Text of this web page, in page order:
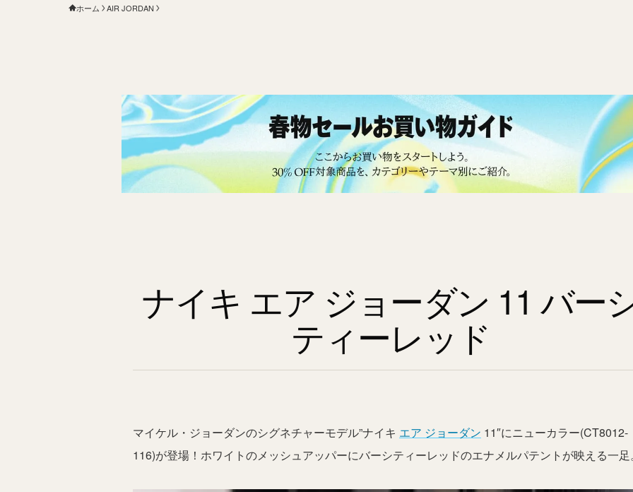
ホーム AIR JORDAN
ナイキ エア ジョーダン 11 バー
ティーレッド
マイケル・ジョーダンのシグネチャーモデル”ナイキ エア ジョーダン 11″にニューカラー(CT8012-
116)が登場！ホワイトのメッシュアッパーにバーシティーレッドのエナメルパテントが映える一